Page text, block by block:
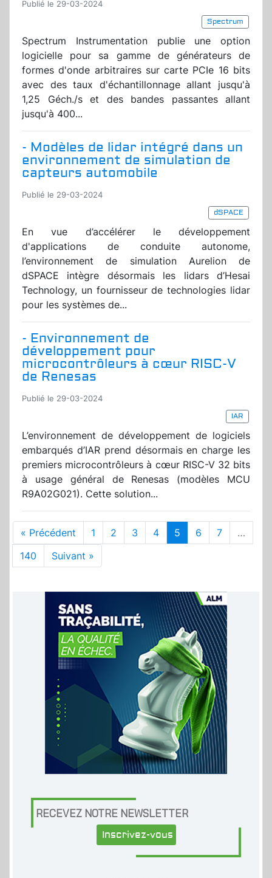
Publié le 29-03-2024
Spectrum
Spectrum Instrumentation publie une option
logicielle pour sa gamme de générateurs de
formes d'onde arbitraires sur carte PCIe 16 bits
avec des taux d'échantillonnage allant jusqu'à
1,25 Géch./s et des bandes passantes allant
jusqu'à 400...
- Modèles de lidar intégré dans un
environnement de simulation de
capteurs automobile
Publié le 29-03-2024
dSPACE
En vue d’accélérer le développement
d'applications de conduite autonome,
l’environnement de simulation Aurelion de
dSPACE intègre désormais les lidars d’Hesai
Technology, un fournisseur de technologies lidar
pour les systèmes de...
- Environnement de
développement pour
microcontrôleurs à cœur RISC-V
de Renesas
Publié le 29-03-2024
IAR
L’environnement de développement de logiciels
embarqués d’IAR prend désormais en charge les
premiers microcontrôleurs à cœur RISC-V 32 bits
à usage général de Renesas (modèles MCU
R9A02G021). Cette solution...
« Précédent 1 2 3 4 5 6 7
…
140
Suivant »
RECEVEZ NOTRE NEWSLETTER
Inscrivez-vous